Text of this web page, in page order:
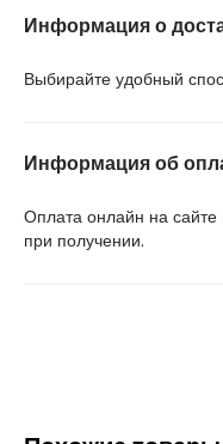
Информация о
Выбирайте удобный
Информация об
Оплата онлайн на
при получении.